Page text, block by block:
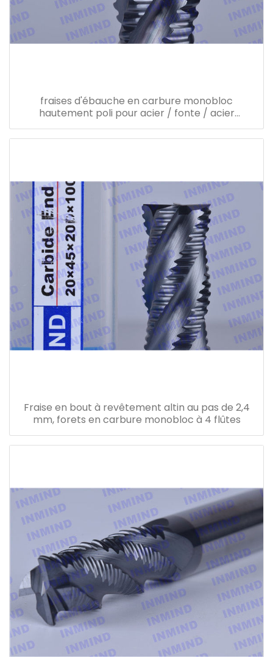
fraises d'ébauche en carbure monobloc
hautement poli pour acier / fonte / acier
inoxydable
Fraise en bout à revêtement altin au pas de 2,4
mm, forets en carbure monobloc à 4 flûtes